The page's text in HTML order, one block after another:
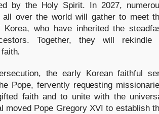
by the Holy Spirit. In 2027,
all over the world will gather to meet
Korea, who have inherited the
Together, they will rekindle
the early Korean faithful
Pope, fervently requesting
faith and to unite with the
moved Pope Gregory XVI to establish